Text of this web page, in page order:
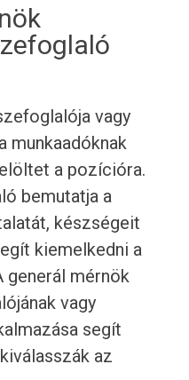
vagy
munkaadóknak
a pozícióra.
bemutatja a
készségeit
kiemelkedni a
generál mérnök
vagy
segít
az